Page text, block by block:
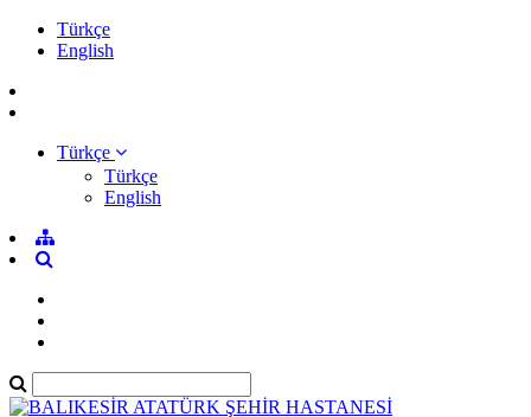
Türkçe
English
Türkçe
Türkçe
English